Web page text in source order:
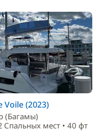
Voile (2023)
(Багамы)
Спальныx мест • 40 фт